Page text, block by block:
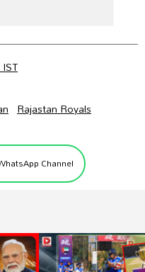
Rajastan Royals
Channel